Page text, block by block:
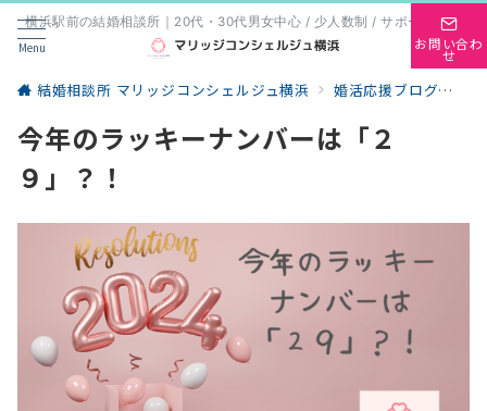
Menu
横浜駅前の結婚相談所｜20代・30代男女中心 / 少人数制 / サポート重視
お問い合わ
せ
結婚相談所 マリッジコンシェルジュ横浜 婚活応援ブログ
今年のラッキーナンバーは「２
９」？！